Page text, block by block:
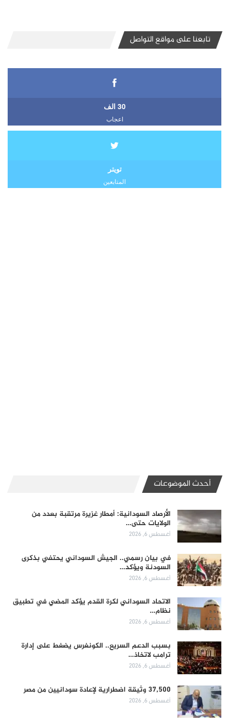
تابعنا على مواقع التواصل
30 الف
اعجاب
تويتر
المتابعين
أحدث الموضوعات
الأرصاد السودانية: أمطار غزيرة مرتقبة بعدد من
الولايات حتى…
أغسطس 6, 2026
في بيان رسمي.. الجيش السوداني يحتفي بذكرى
السودنة ويؤكد…
أغسطس 6, 2026
الاتحاد السوداني لكرة القدم يؤكد المضي في تطبيق
نظام…
أغسطس 6, 2026
بسبب الدعم السريع.. الكونغرس يضغط على إدارة
ترامب لاتخاذ…
أغسطس 6, 2026
37,500 وثيقة اضطرارية لإعادة سودانيين من مصر
أغسطس 6, 2026